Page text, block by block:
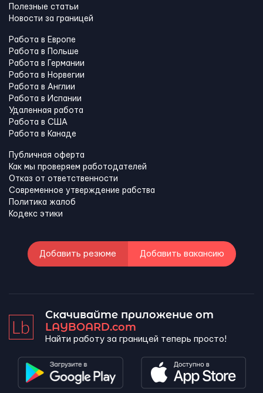
Полезные статьи
Новости за границей
Работа в Европе
Работа в Польше
Работа в Германии
Работа в Норвегии
Работа в Англии
Работа в Испании
Удаленная работа
Работа в США
Работа в Канадe
Публичная оферта
Как мы проверяем работодателей
Отказ от ответственности
Современное утверждение рабства
Политика жалоб
Кодекс этики
Добавить резюме Добавить вакансию
Скачивайте приложение от
LAYBOARD.com
Найти работу за границей теперь просто!